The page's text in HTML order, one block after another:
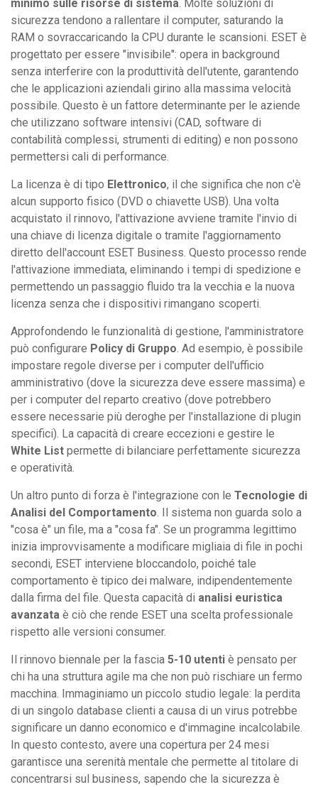
minimo sulle risorse di sistema. Molte soluzioni di
sicurezza tendono a rallentare il computer, saturando la
RAM o sovraccaricando la CPU durante le scansioni. ESET è
progettato per essere "invisibile": opera in background
senza interferire con la produttività dell'utente, garantendo
che le applicazioni aziendali girino alla massima velocità
possibile. Questo è un fattore determinante per le aziende
che utilizzano software intensivi (CAD, software di
contabilità complessi, strumenti di editing) e non possono
permettersi cali di performance.
La licenza è di tipo Elettronico, il che significa che non c'è
alcun supporto fisico (DVD o chiavette USB). Una volta
acquistato il rinnovo, l'attivazione avviene tramite l'invio di
una chiave di licenza digitale o tramite l'aggiornamento
diretto dell'account ESET Business. Questo processo rende
l'attivazione immediata, eliminando i tempi di spedizione e
permettendo un passaggio fluido tra la vecchia e la nuova
licenza senza che i dispositivi rimangano scoperti.
Approfondendo le funzionalità di gestione, l'amministratore
può configurare Policy di Gruppo. Ad esempio, è possibile
impostare regole diverse per i computer dell'ufficio
amministrativo (dove la sicurezza deve essere massima) e
per i computer del reparto creativo (dove potrebbero
essere necessarie più deroghe per l'installazione di plugin
specifici). La capacità di creare eccezioni e gestire le
White List permette di bilanciare perfettamente sicurezza
e operatività.
Un altro punto di forza è l'integrazione con le Tecnologie di
Analisi del Comportamento. Il sistema non guarda solo a
"cosa è" un file, ma a "cosa fa". Se un programma legittimo
inizia improvvisamente a modificare migliaia di file in pochi
secondi, ESET interviene bloccandolo, poiché tale
comportamento è tipico dei malware, indipendentemente
dalla firma del file. Questa capacità di analisi euristica
avanzata è ciò che rende ESET una scelta professionale
rispetto alle versioni consumer.
Il rinnovo biennale per la fascia 5-10 utenti è pensato per
chi ha una struttura agile ma che non può rischiare un fermo
macchina. Immaginiamo un piccolo studio legale: la perdita
di un singolo database clienti a causa di un virus potrebbe
significare un danno economico e d'immagine incalcolabile.
In questo contesto, avere una copertura per 24 mesi
garantisce una serenità mentale che permette al titolare di
concentrarsi sul business, sapendo che la sicurezza è